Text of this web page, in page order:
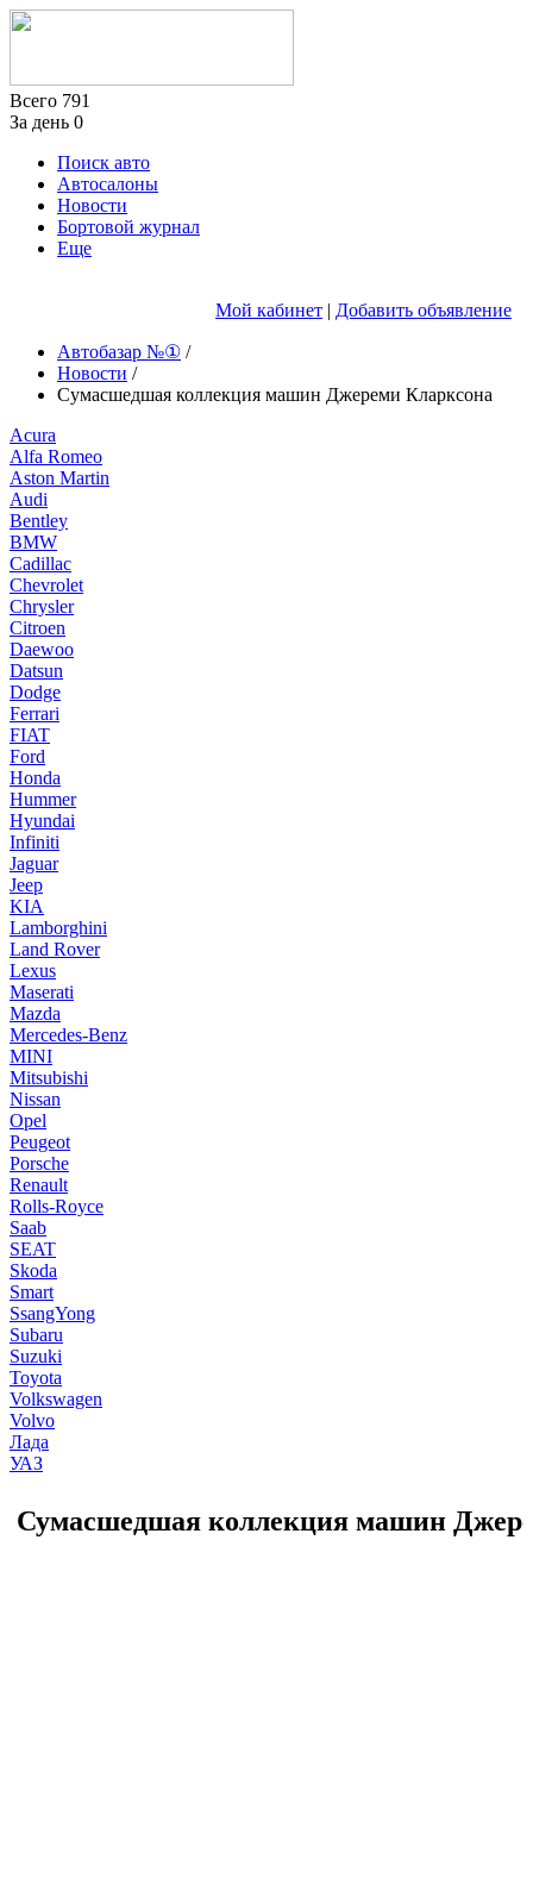
Всего 791
За день 0
Поиск авто
Автосалоны
Новости
Бортовой журнал
Еще
Мой кабинет | Добавить объявление
Автобазар №① /
Новости /
Сумасшедшая коллекция машин Джереми Кларксона
Acura
Alfa Romeo
Aston Martin
Audi
Bentley
BMW
Cadillac
Chevrolet
Chrysler
Citroen
Daewoo
Datsun
Dodge
Ferrari
FIAT
Ford
Honda
Hummer
Hyundai
Infiniti
Jaguar
Jeep
KIA
Lamborghini
Land Rover
Lexus
Maserati
Mazda
Mercedes-Benz
MINI
Mitsubishi
Nissan
Opel
Peugeot
Porsche
Renault
Rolls-Royce
Saab
SEAT
Skoda
Smart
SsangYong
Subaru
Suzuki
Toyota
Volkswagen
Volvo
Лада
УАЗ
Сумасшедшая коллекция машин